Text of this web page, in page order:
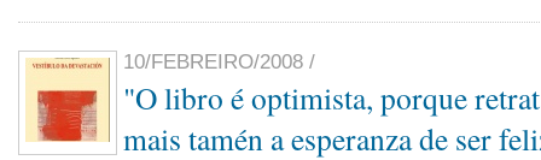
10/FEBREIRO/2008 /
"O libro é optimista, porque
mais tamén a esperanza de ser